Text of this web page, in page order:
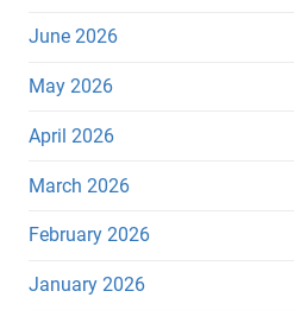
June 2026
May 2026
April 2026
March 2026
February 2026
January 2026